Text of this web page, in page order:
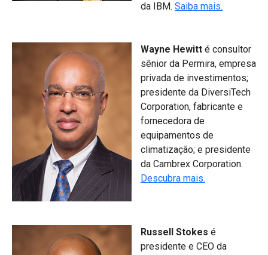
da IBM. Saiba mais.
Wayne Hewitt é consultor
sênior da Permira, empresa
privada de investimentos;
presidente da DiversiTech
Corporation, fabricante e
fornecedora de
equipamentos de
climatização; e presidente
da Cambrex Corporation.
Descubra mais.
Russell Stokes é
presidente e CEO da